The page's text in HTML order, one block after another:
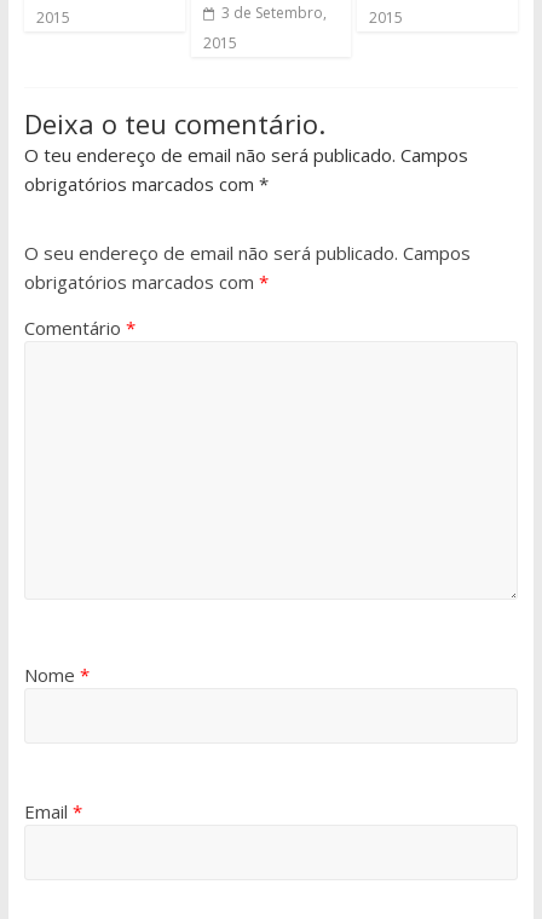
2015
3 de Setembro,
2015
2015
Deixa o teu comentário.
O teu endereço de email não será publicado. Campos
obrigatórios marcados com *
O seu endereço de email não será publicado. Campos
obrigatórios marcados com *
Comentário *
Nome *
Email *